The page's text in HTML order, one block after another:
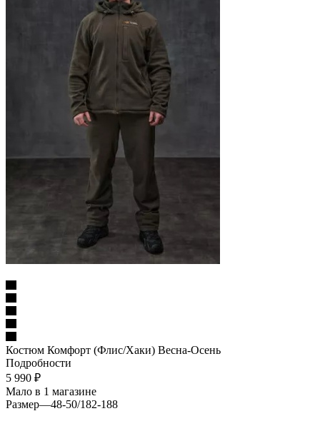
Костюм Комфорт (Флис/Хаки) Весна-Осень
Подробности
5 990 ₽
Мало в 1 магазине
Размер—48-50/182-188